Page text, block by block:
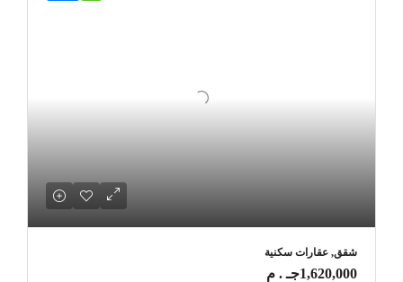
شقق, عقارات سكنية
1,620,000جـ . م